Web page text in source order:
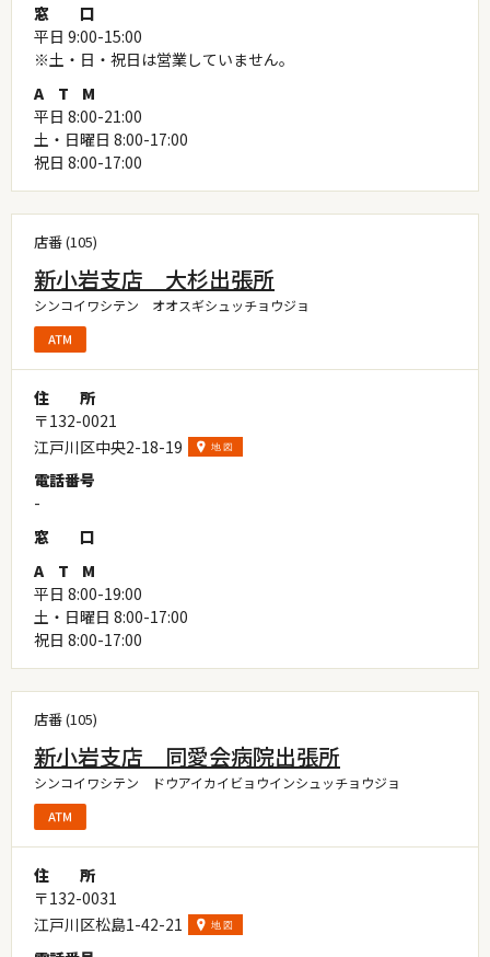
窓
口
平日 9:00-15:00
※土・日・祝日は営業していません。
A
T
M
平日 8:00-21:00
土・日曜日 8:00-17:00
祝日 8:00-17:00
店番 (105)
新小岩支店 大杉出張所
シンコイワシテン オオスギシュッチョウジョ
住
所
〒132-0021
江戸川区中央2-18-19
電話番号
-
窓
口
A
T
M
平日 8:00-19:00
土・日曜日 8:00-17:00
祝日 8:00-17:00
店番 (105)
新小岩支店 同愛会病院出張所
シンコイワシテン ドウアイカイビョウインシュッチョウジョ
住
所
〒132-0031
江戸川区松島1-42-21